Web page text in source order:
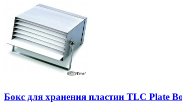
Бокс для хранения пластин TLC Plate